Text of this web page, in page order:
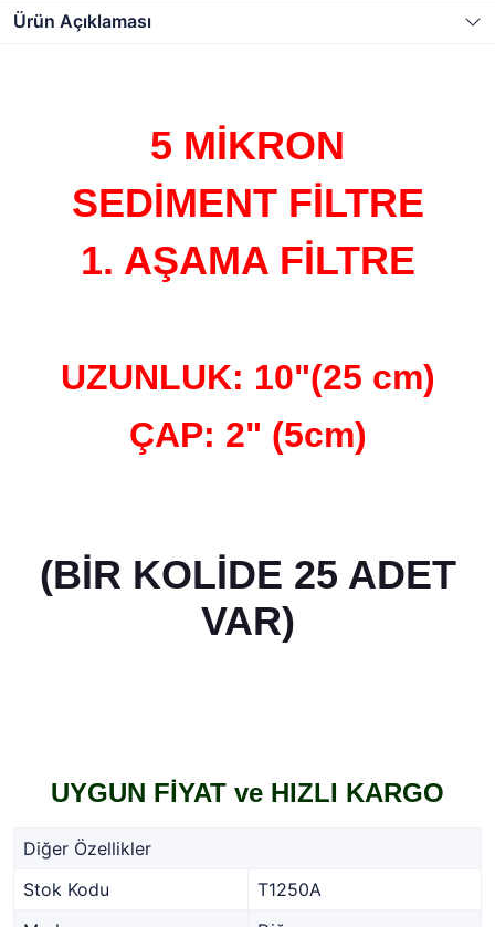
Ürün Açıklaması
5 MİKRON
SEDİMENTFİLTRE
1. AŞAMA FİLTRE
UZUNLUK: 10"(25 cm)
ÇAP: 2" (5cm)
(BİR KOLİDE 25 ADET
VAR)
UYGUN FİYAT ve HIZLI KARGO
Diğer Özellikler
Stok Kodu
T1250A